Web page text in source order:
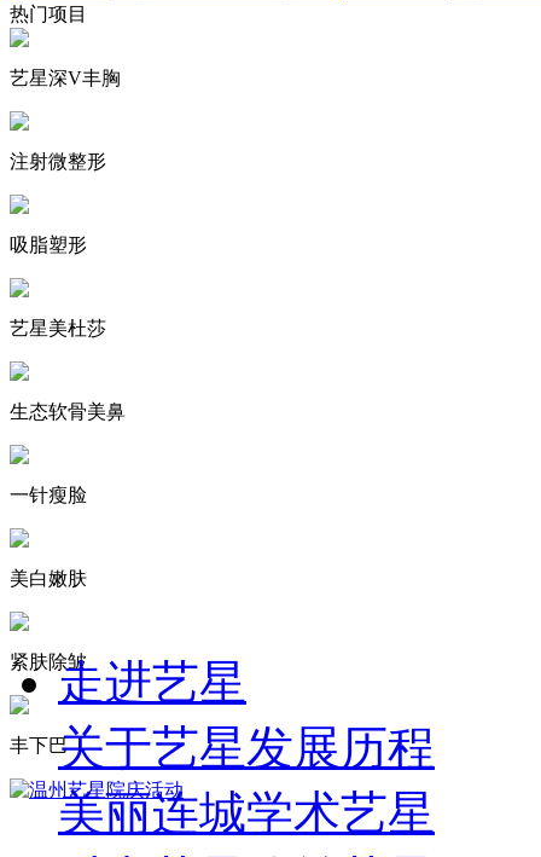
热门项目
艺星深V丰胸
注射微整形
吸脂塑形
艺星美杜莎
生态软骨美鼻
一针瘦脸
美白嫩肤
紧肤除皱
丰下巴
走进艺星
关于艺星发展历程
美丽连城学术艺星